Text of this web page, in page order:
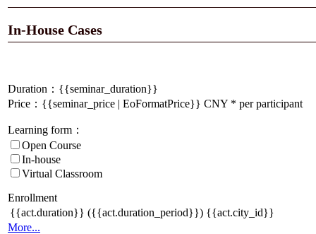
In-House Cases
Duration： {{seminar_duration}}
Price：{{seminar_price | EoFormatPrice}} CNY * per participant
Learning form：
Open Course
In-house
Virtual Classroom
Enrollment
{{act.duration}} ({{act.duration_period}}) {{act.city_id}}
More...